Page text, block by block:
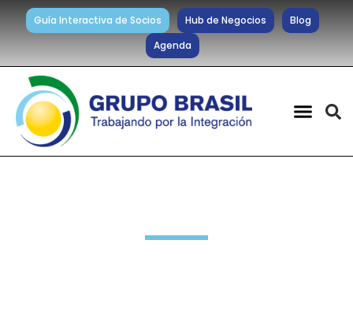
Guía Interactiva de Socios Hub de Negocios
Blog
Agenda